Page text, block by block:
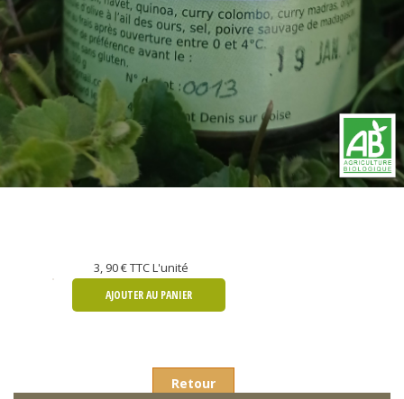
3, 90 €TTC L'unité
AJOUTER AU PANIER
Retour